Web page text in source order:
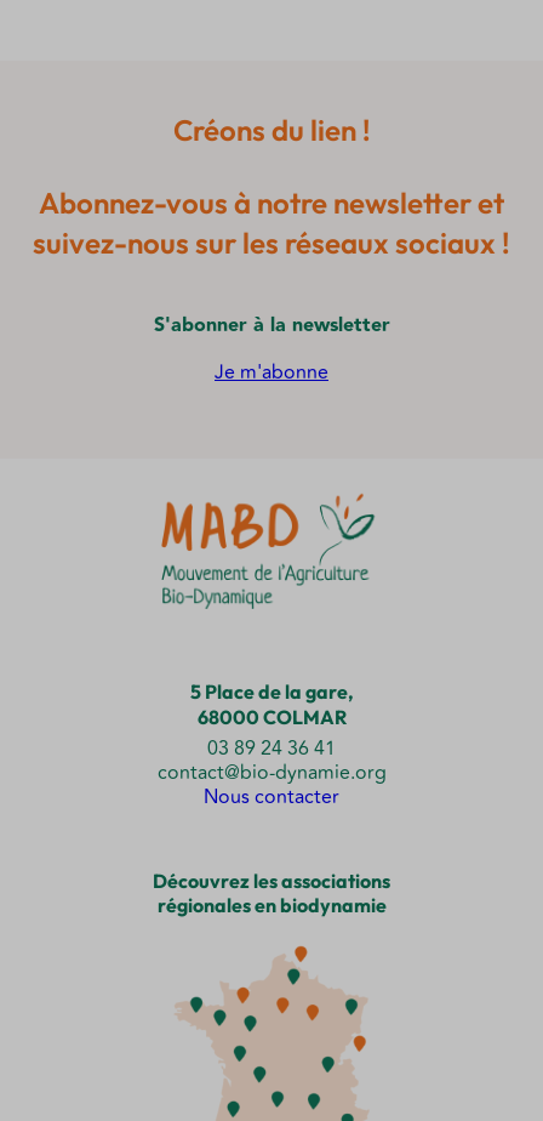
Créons du lien !
Abonnez-vous à notre newsletter et
suivez-nous sur les réseaux sociaux !
S'abonner à la newsletter
Je m'abonne
5 Place de la gare,
68000 COLMAR
03 89 24 36 41
contact@bio-dynamie.org
Nous contacter
Découvrez les associations
régionales en biodynamie